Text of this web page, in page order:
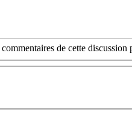
de cette discussion